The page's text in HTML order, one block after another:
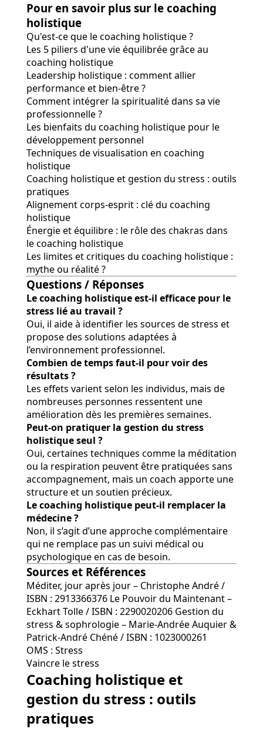
Pour en savoir plus sur le coaching
holistique
Qu'est-ce que le coaching holistique ?
Les 5 piliers d'une vie équilibrée grâce au
coaching holistique
Leadership holistique : comment allier
performance et bien-être ?
Comment intégrer la spiritualité dans sa vie
professionnelle ?
Les bienfaits du coaching holistique pour le
développement personnel
Techniques de visualisation en coaching
holistique
Coaching holistique et gestion du stress : outils
pratiques
Alignement corps-esprit : clé du coaching
holistique
Énergie et équilibre : le rôle des chakras dans
le coaching holistique
Les limites et critiques du coaching holistique :
mythe ou réalité ?
Questions / Réponses
Le coaching holistique est-il efficace pour le
stress lié au travail ?
Oui, il aide à identifier les sources de stress et
propose des solutions adaptées à
l’environnement professionnel.
Combien de temps faut-il pour voir des
résultats ?
Les effets varient selon les individus, mais de
nombreuses personnes ressentent une
amélioration dès les premières semaines.
Peut-on pratiquer la gestion du stress
holistique seul ?
Oui, certaines techniques comme la méditation
ou la respiration peuvent être pratiquées sans
accompagnement, mais un coach apporte une
structure et un soutien précieux.
Le coaching holistique peut-il remplacer la
médecine ?
Non, il s’agit d’une approche complémentaire
qui ne remplace pas un suivi médical ou
psychologique en cas de besoin.
Sources et Références
Méditer, jour après jour – Christophe André /
ISBN : 2913366376 Le Pouvoir du Maintenant –
Eckhart Tolle / ISBN : 2290020206 Gestion du
stress & sophrologie – Marie-Andrée Auquier &
Patrick-André Chéné / ISBN : 1023000261
OMS : Stress
Vaincre le stress
Coaching holistique et
gestion du stress : outils
pratiques